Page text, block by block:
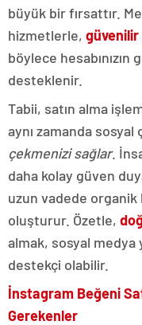
büyük bir fırsattır.
hizmetlerle, güvenilir
böylece
desteklenir.
Tabii, satın alma
aynı zamanda sosyal
çekmenizi sağlar.
daha kolay güven
uzun vadede
oluşturur. Özetle,
almak, sosyal
destekçi olabilir.
İnstagram Beğeni
Gerekenler